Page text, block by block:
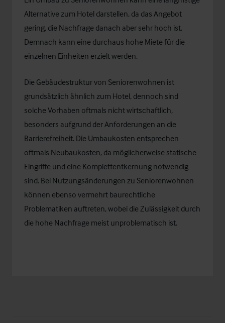
Alternative zum Hotel darstellen, da das Angebot
gering, die Nachfrage danach aber sehr hoch ist.
Demnach kann eine durchaus hohe Miete für die
einzelnen Einheiten erzielt werden.
Die Gebäudestruktur von Seniorenwohnen ist
grundsätzlich ähnlich zum Hotel, dennoch sind
solche Vorhaben oftmals nicht wirtschaftlich,
besonders aufgrund der Anforderungen an die
Barrierefreiheit. Die Umbaukosten entsprechen
oftmals Neubaukosten, da möglicherweise statische
Eingriffe und eine Komplettentkernung notwendig
sind. Bei Nutzungsänderungen zu Seniorenwohnen
können ebenso vermehrt baurechtliche
Problematiken auftreten, wobei die Zulässigkeit durch
die hohe Nachfrage meist unproblematisch ist.